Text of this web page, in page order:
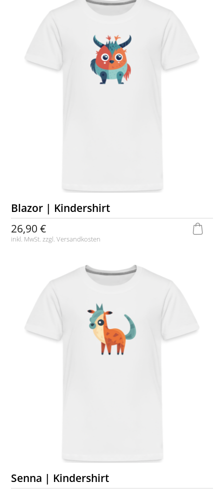
Blazor | Kindershirt
26,90 €
inkl. MwSt. zzgl.Versandkosten
Senna | Kindershirt